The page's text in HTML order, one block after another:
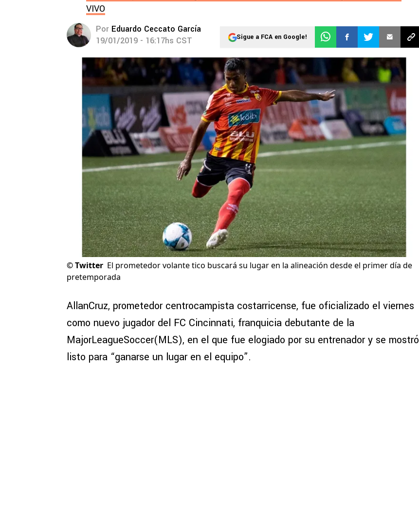
VIVO
Por Eduardo Ceccato García
19/01/2019 - 16:17hs CST
Sigue a FCA en Google!
©Twitter El prometedor volante tico buscará su lugar en la alineación desde el primer día de
pretemporada
AllanCruz, prometedor centrocampista costarricense, fue oficializado el viernes
como nuevo jugador del FC Cincinnati, franquicia debutante de la
MajorLeagueSoccer(MLS), en el que fue elogiado por su entrenador y se mostró
listo para “ganarse un lugar en el equipo”.